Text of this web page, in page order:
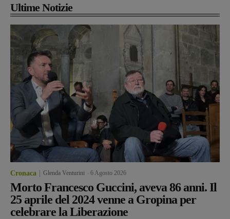
Ultime Notizie
Cronaca Glenda Venturini 6 Agosto 2026
Morto Francesco Guccini, aveva 86 anni. Il
25 aprile del 2024 venne a Gropina per
celebrare la Liberazione